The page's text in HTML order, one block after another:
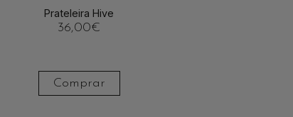
Prateleira Hive
36,00€
Comprar